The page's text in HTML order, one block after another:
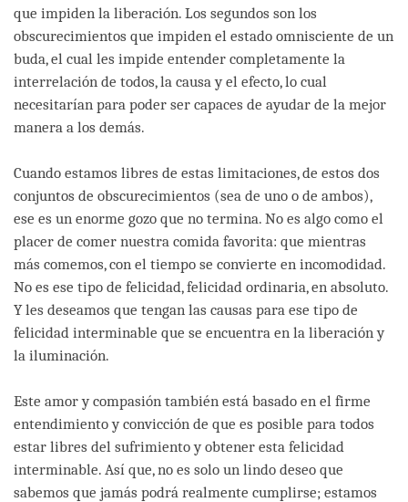
que impiden la liberación. Los segundos son los
obscurecimientos que impiden el estado omnisciente de un
buda, el cual les impide entender completamente la
interrelación de todos, la causa y el efecto, lo cual
necesitarían para poder ser capaces de ayudar de la mejor
manera a los demás.
Cuando estamos libres de estas limitaciones, de estos dos
conjuntos de obscurecimientos (sea de uno o de ambos),
ese es un enorme gozo que no termina. No es algo como el
placer de comer nuestra comida favorita: que mientras
más comemos, con el tiempo se convierte en incomodidad.
No es ese tipo de felicidad, felicidad ordinaria, en absoluto.
Y les deseamos que tengan las causas para ese tipo de
felicidad interminable que se encuentra en la liberación y
la iluminación.
Este amor y compasión también está basado en el firme
entendimiento y convicción de que es posible para todos
estar libres del sufrimiento y obtener esta felicidad
interminable. Así que, no es solo un lindo deseo que
sabemos que jamás podrá realmente cumplirse; estamos